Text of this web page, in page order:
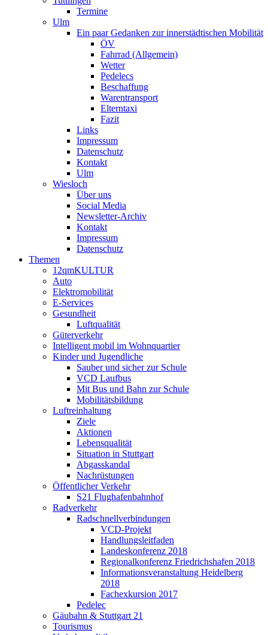
Termine
Ulm
Ein paar Gedanken zur innerstädtischen Mobilität
ÖV
Fahrrad (Allgemein)
Wetter
Pedelecs
Beschaffung
Warentransport
Elterntaxi
Fazit
Links
Impressum
Datenschutz
Kontakt
Ulm
Wiesloch
Über uns
Social Media
Newsletter-Archiv
Kontakt
Impressum
Datenschutz
Themen
12qmKULTUR
Auto
Elektromobilität
E-Services
Gesundheit
Luftqualität
Güterverkehr
Intelligent mobil im Wohnquartier
Kinder und Jugendliche
Sauber und sicher zur Schule
VCD Laufbus
Mit Bus und Bahn zur Schule
Mobilitätsbildung
Luftreinhaltung
Ziele
Aktionen
Lebensqualität
Situation in Stuttgart
Abgasskandal
Nachrüstungen
Öffentlicher Verkehr
S21 Flughafenbahnhof
Radverkehr
Radschnellverbindungen
VCD-Projekt
Handlungsleitfaden
Landeskonferenz 2018
Regionalkonferenz Friedrichshafen 2018
Informationsveranstaltung Heidelberg
2018
Fachexkursion 2017
Pedelec
Gäubahn & Stuttgart 21
Tourismus